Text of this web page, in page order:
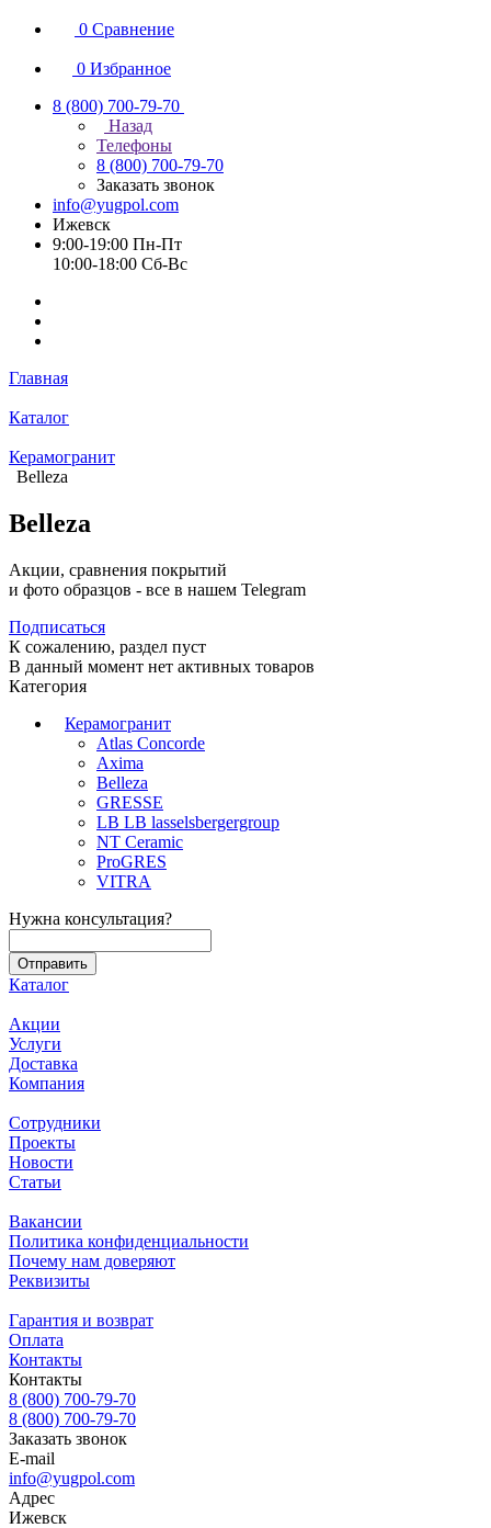
0 Сравнение
0 Избранное
8 (800) 700-79-70
Назад
Телефоны
8 (800) 700-79-70
Заказать звонок
info@yugpol.com
Ижевск
9:00-19:00 Пн-Пт
10:00-18:00 Cб-Вс
Главная
Каталог
Керамогранит
Belleza
Belleza
Акции, сравнения покрытий
и фото образцов - все в нашем Telegram
Подписаться
К сожалению, раздел пуст
В данный момент нет активных товаров
Категория
Керамогранит
Atlas Concorde
Axima
Belleza
GRESSE
LB LB lasselsbergergroup
NT Ceramic
ProGRES
VITRA
Нужна консультация?
Каталог
Акции
Услуги
Доставка
Компания
Сотрудники
Проекты
Новости
Статьи
Вакансии
Политика конфиденциальности
Почему нам доверяют
Реквизиты
Гарантия и возврат
Оплата
Контакты
Контакты
8 (800) 700-79-70
8 (800) 700-79-70
Заказать звонок
E-mail
info@yugpol.com
Адрес
Ижевск